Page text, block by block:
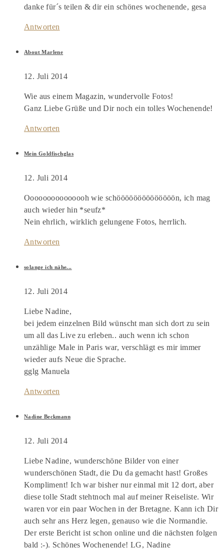
danke für´s teilen & dir ein schönes wochenende, gesa
Antworten
About Marlene
12. Juli 2014
Wie aus einem Magazin, wundervolle Fotos!
Ganz Liebe Grüße und Dir noch ein tolles Wochenende!
Antworten
Mein Goldfischglas
12. Juli 2014
Ooooooooooooooh wie schöööööööööööööön, ich mag
auch wieder hin *seufz*
Nein ehrlich, wirklich gelungene Fotos, herrlich.
Antworten
solange ich nähe...
12. Juli 2014
Liebe Nadine,
bei jedem einzelnen Bild wünscht man sich dort zu sein
um all das Live zu erleben.. auch wenn ich schon
unzählige Male in Paris war, verschlägt es mir immer
wieder aufs Neue die Sprache.
gglg Manuela
Antworten
Nadine Beckmann
12. Juli 2014
Liebe Nadine, wunderschöne Bilder von einer
wunderschönen Stadt, die Du da gemacht hast! Großes
Kompliment! Ich war bisher nur einmal mit 12 dort, aber
diese tolle Stadt stehtnoch mal auf meiner Reiseliste. Wir
waren vor ein paar Wochen in der Bretagne. Kann ich Dir
auch sehr ans Herz legen, genauso wie die Normandie.
Der erste Bericht ist schon online und die nächsten folgen
bald :-). Schönes Wochenende! LG, Nadine